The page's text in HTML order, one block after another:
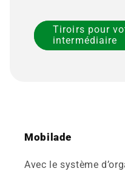
Tiroirs pour
intermédiaire
Mobilade
Avec le système